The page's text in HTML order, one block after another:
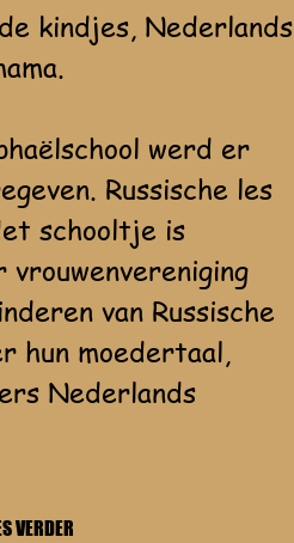
kindjes, Nederlands
werd er
Russische les
schooltje is
van Russische
hun moedertaal,
Nederlands
VERDER